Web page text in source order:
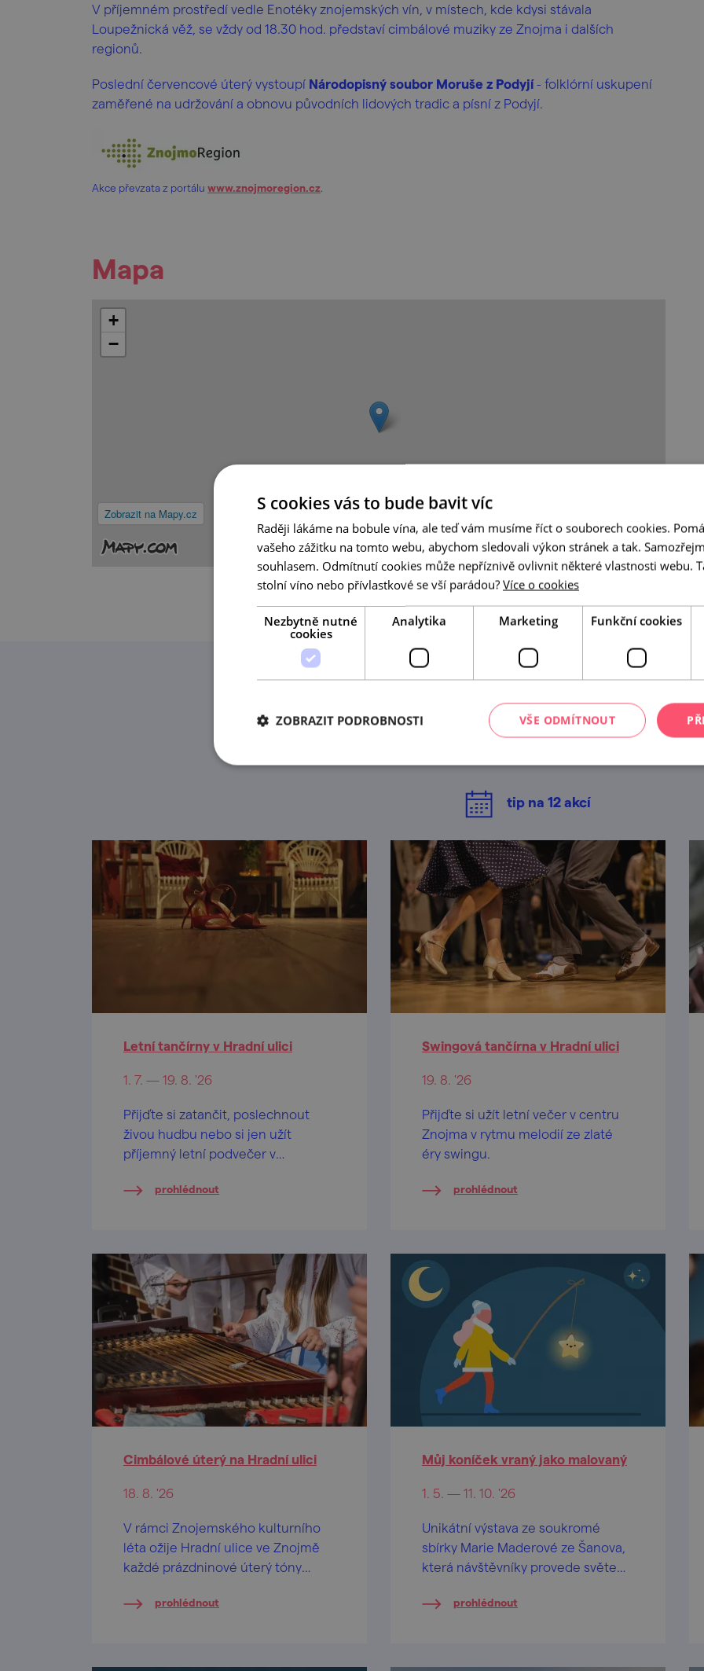
V příjemném prostředí vedle Enotéky znojemských vín, v místech, kde kdysi stávala
Loupežnická věž, se vždy od 18.30 hod. představí cimbálové muziky ze Znojma i dalších
regionů.
Poslední červencové úterý vystoupí Národopisný soubor Moruše z Podyjí- folklórní uskupení
zaměřené na udržování a obnovu původních lidových tradic a písní z Podyjí.
Akce převzata z portálu www.znojmoregion.cz
Mapa
Zobrazit na Mapy.cz
+
−
Leaflet | © Seznam.cz a.s. a další
A tady už jste byli?
Našli jsme další akce, které by se vám mohly líbit.
tip na 12akcí
Letní tančírny v Hradní ulici
1. 7. — 19. 8. '26
Přijďte si zatančit, poslechnout
živou hudbu nebo si jen užít
příjemný letní podvečer v
prohlédnout
Swingová tančírna v Hradní ulici
19. 8. '26
Přijďte si užít letní večer v centru
Znojma v rytmu melodií ze zlaté
éry swingu.
prohlédnout
Cimbálové úterý na Hradní ulici
18. 8. '26
V rámci Znojemského kulturního
léta ožije Hradní ulice ve Znojmě
každé prázdninové úterý tóny
prohlédnout
Můj koníček vraný jako malovaný
1. 5. — 11. 10. '26
Unikátní výstava ze soukromé
sbírky Marie Maderové ze Šanova,
která návštěvníky provede světem
generacemi.
prohlédnout
S cookies vás to bude bavit víc
Raději lákáme na bobule vína, ale teď vám musíme říct o souborech cookies.
vašeho zážitku na tomto webu, abychom sledovali výkon stránek a tak.
souhlasem. Odmítnutí cookies může nepříznivě ovlivnit některé vlastnosti webu.
stolní víno nebo přívlastkové se vší parádou? Více o cookies
Nezbytně nutné
cookies
Analytika Marketing Funkční cookies
VŠE ODMÍTNOUT
ZOBRAZIT PODROBNOSTI